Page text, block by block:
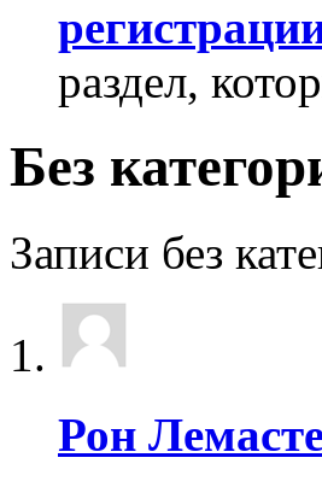
раздел,
Без
Записи без
Рон